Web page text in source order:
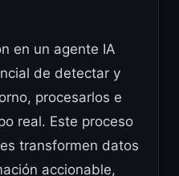
en un agente IA
de detectar y
procesarlos e
real. Este proceso
transformen datos
accionable,